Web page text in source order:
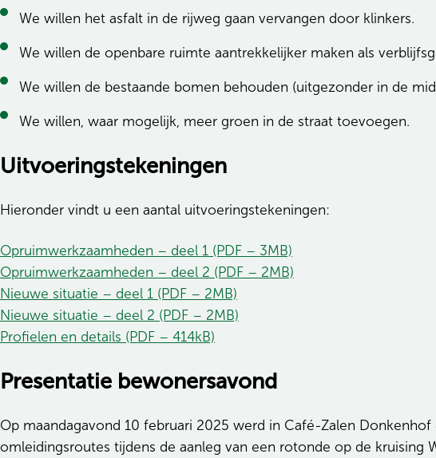
We willen het asfalt in de rijweg gaan vervangen door klinkers.
We willen de openbare ruimte aantrekkelijker maken als
We willen de bestaande bomen behouden (uitgezonder in de
We willen, waar mogelijk, meer groen in de straat toevoegen.
Uitvoeringstekeningen
Hieronder vindt u een aantal uitvoeringstekeningen:
Opruimwerkzaamheden – deel 1 (PDF – 3MB)
Opruimwerkzaamheden – deel 2 (PDF – 2MB)
Nieuwe situatie – deel 1 (PDF – 2MB)
Nieuwe situatie – deel 2 (PDF – 2MB)
Profielen en details (PDF – 414kB)
Presentatie bewonersavond
Op maandagavond 10 februari 2025 werd in Café-Zalen
omleidingsroutes tijdens de aanleg van een rotonde op de kruising